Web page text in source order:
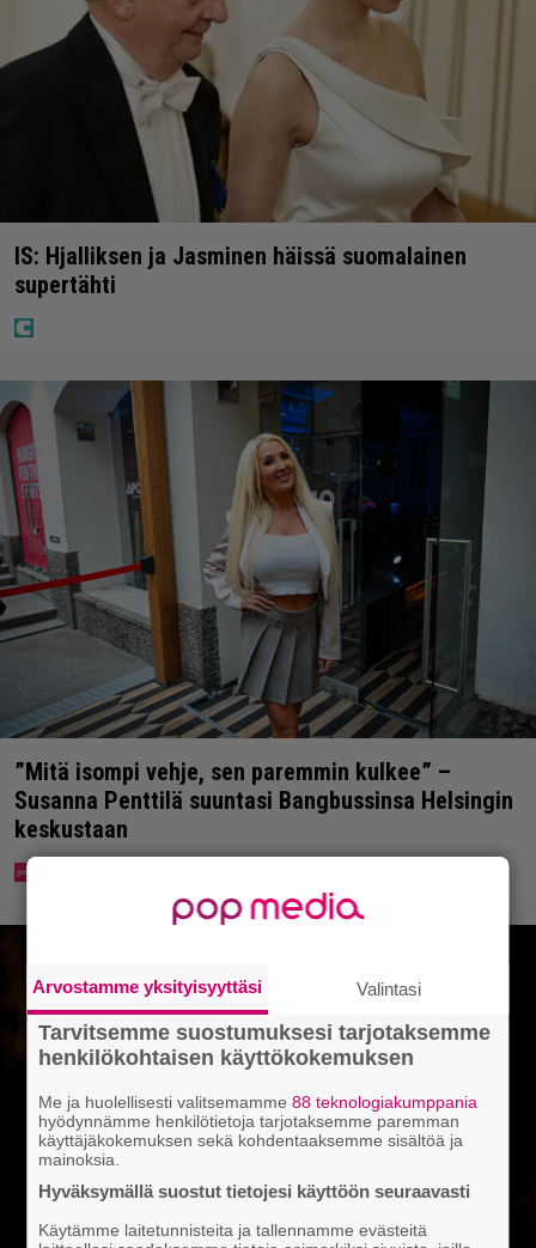
IS: Hjalliksen ja Jasminen häissä suomalainen
supertähti
”Mitä isompi vehje, sen paremmin kulkee” –
Susanna Penttilä suuntasi Bangbussinsa Helsingin
keskustaan
Arvostamme yksityisyyttäsi Valintasi
Tarvitsemme suostumuksesi tarjotaksemme
henkilökohtaisen käyttökokemuksen
Me ja huolellisesti valitsemamme88 teknologiakumppania
hyödynnämme henkilötietoja tarjotaksemme paremman
käyttäjäkokemuksen sekä kohdentaaksemme sisältöä ja
mainoksia.
Hyväksymällä suostut tietojesi käyttöön seuraavasti
Käytämme laitetunnisteita ja tallennamme evästeitä